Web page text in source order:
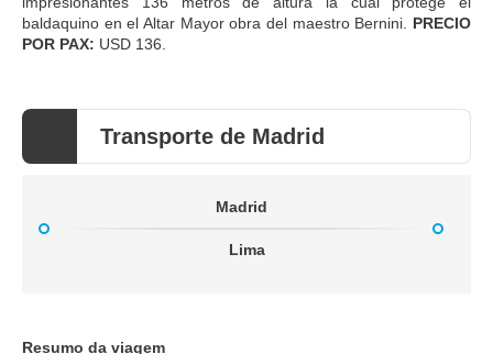
baldaquino en el Altar Mayor obra del maestro Bernini. PRECIO
POR PAX: USD 136.
Transporte de Madrid
Madrid
Lima
Resumo da viagem